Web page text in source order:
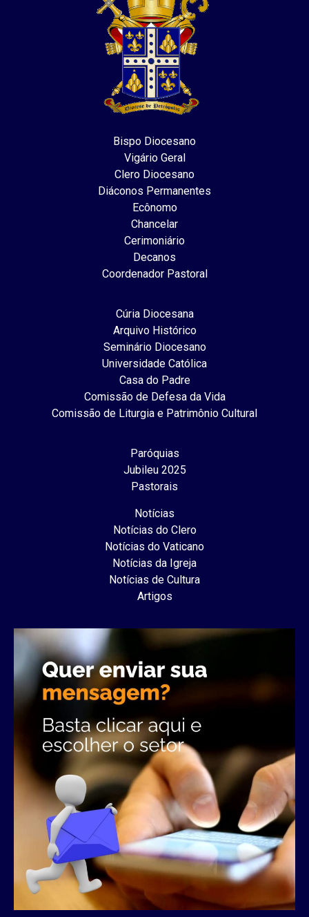
Bispo Diocesano
Vigário Geral
Clero Diocesano
Diáconos Permanentes
Ecônomo
Chancelar
Cerimoniário
Decanos
Coordenador Pastoral
Cúria Diocesana
Arquivo Histórico
Seminário Diocesano
Universidade Católica
Casa do Padre
Comissão de Defesa da Vida
Comissão de Liturgia e Patrimônio Cultural
Paróquias
Jubileu 2025
Pastorais
Notícias
Notícias do Clero
Notícias do Vaticano
Notícias da Igreja
Notícias de Cultura
Artigos